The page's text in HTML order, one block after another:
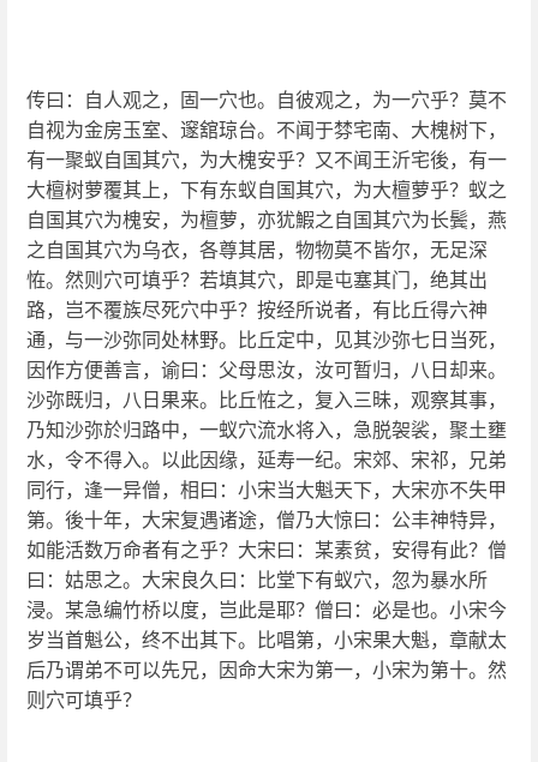
传曰：自人观之，固一穴也。自彼观之，为一穴乎？莫不
自视为金房玉室、邃舘琼台。不闻于棼宅南、大槐树下，
有一聚蚁自国其穴，为大槐安乎？又不闻王沂宅後，有一
大檀树萝覆其上，下有东蚁自国其穴，为大檀萝乎？蚁之
自国其穴为槐安，为檀萝，亦犹鰕之自国其穴为长鬓，燕
之自国其穴为乌衣，各尊其居，物物莫不皆尔，无足深
恠。然则穴可填乎？若填其穴，即是屯塞其门，绝其出
路，岂不覆族尽死穴中乎？按经所说者，有比丘得六神
通，与一沙弥同处林野。比丘定中，见其沙弥七日当死，
因作方便善言，谕曰：父母思汝，汝可暂归，八日却来。
沙弥既归，八日果来。比丘恠之，复入三昧，观察其事，
乃知沙弥於归路中，一蚁穴流水将入，急脱袈裟，聚土壅
水，令不得入。以此因缘，延寿一纪。宋郊、宋祁，兄弟
同行，逢一异僧，相曰：小宋当大魁天下，大宋亦不失甲
第。後十年，大宋复遇诸途，僧乃大惊曰：公丰神特异，
如能活数万命者有之乎？大宋曰：某素贫，安得有此？僧
曰：姑思之。大宋良久曰：比堂下有蚁穴，忽为暴水所
浸。某急编竹桥以度，岂此是耶？僧曰：必是也。小宋今
岁当首魁公，终不出其下。比唱第，小宋果大魁，章献太
后乃谓弟不可以先兄，因命大宋为第一，小宋为第十。然
则穴可填乎？